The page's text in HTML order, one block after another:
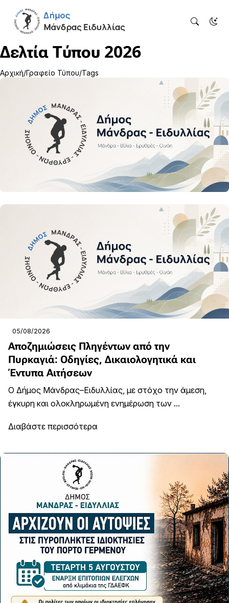
Δελτία Τύπου 2026
Αρχική Γραφείο Τύπου Tags
05/08/2026
Αποζημιώσεις Πληγέντων από την
Πυρκαγιά: Οδηγίες, Δικαιολογητικά και
Έντυπα Αιτήσεων
Ο Δήμος Μάνδρας–Ειδυλλίας, με στόχο την άμεση,
έγκυρη και ολοκληρωμένη ενημέρωση των ...
Διαβάστε περισσότερα